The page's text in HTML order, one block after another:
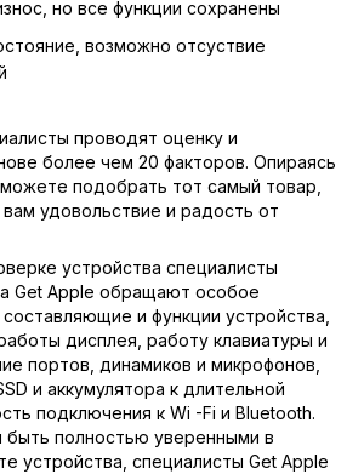
но все функции сохранены
возможно отсуствие
проводят оценку и
более чем 20 факторов. Опираясь
подобрать тот самый товар,
удовольствие и радость от
устройства специалисты
Get Apple обращают особое
и функции устройства,
дисплея, работу клавиатуры и
портов, динамиков и микрофонов,
и аккумулятора к длительной
подключения к Wi -Fi и Bluetooth.
полностью уверенными в
устройства, специалисты Get Apple